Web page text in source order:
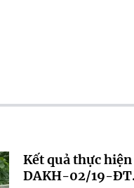
Kết quả thực
DAKH-02/19-